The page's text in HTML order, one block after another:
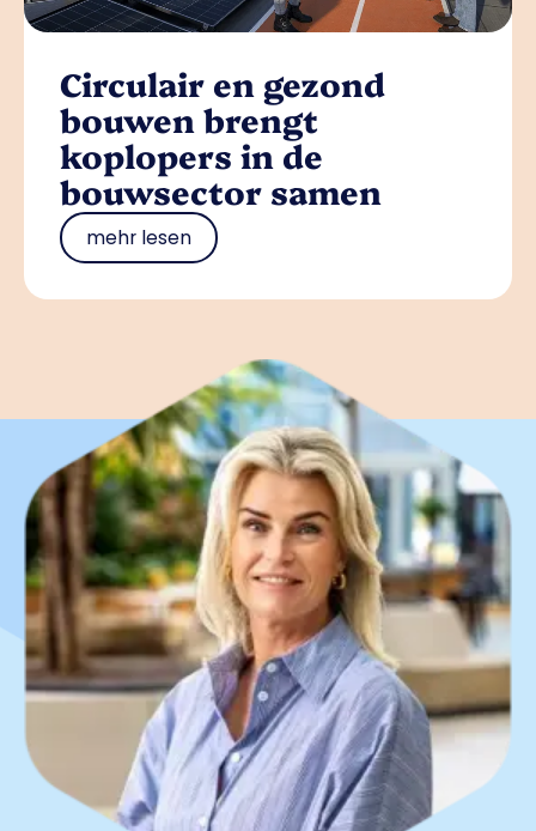
Circulair en gezond
bouwen brengt
koplopers in de
bouwsector samen
mehr lesen